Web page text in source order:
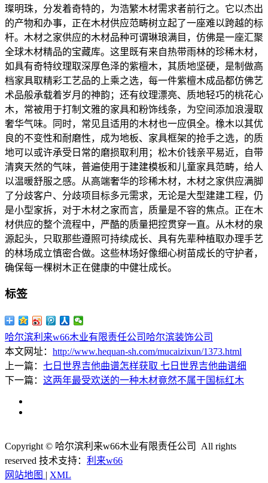
璨明珠，分发着奇特的，为浩繁木材需求者前行之。它以杰出
的产物和办事，正在木材供应范畴树立起了一座难以跨越的标
杆。木材之家供应的木材品种可谓琳琅满目，仿佛是一座汇聚
全球木材精品的宝藏库。这里既有来自热带雨林的珍稀木材，
如具有奇特纹理取深厚色泽的紫檀木，其质地坚硬，是制做高
档家具取精彩工艺品的上乘之选，每一件紫檀木成品都仿佛艺
术品般承载着岁月的神韵；还有纹理漂亮、质地轻巧的桃花心
木，常被用于打制文雅的家具和粉饰线条，为空间添加浪漫取
奢华气味。同时，常见且适用的木材也一应俱全。橡木以其优
良的不变性和耐磨性，成为地板、家具框架的抢手之选，的质
地可以或许承受日常的磨损取利用；松木价钱亲平易近，自带
清爽天然的气味，普遍使用于建建模板和儿童家具范畴，给人
以温暖舒服之感。从高端奢华的珍稀木材，木材之家供应满脚
了分歧客户、分歧项目标多元需求，无论是大型建建工程，仍
是小型家拆，对于木材之家而言，质量是不容的焦点。正在木
材供应的整个流程中，严酷的质量把控贯穿一直。从木材的泉
源起头，只取那些遵照可持续成长、具有先辈种植取办理手艺
的林场成立慎密合做。这些林场好像细心树苗成长的守护者，
确保每一棵树木正在健康的中健壮成长。
标签
哈尔滨利来w66木业有限责任公司 哈尔滨装饰公司
本文网址： http://www.hequan-sh.com/mucaizixun/1373.html
上一篇： 七日世界吉他曲谱怎样获取 七日世界吉他曲谱细
下一篇： 这两年最受欢送的一种木材竟然不属于国标红木
Copyright © 哈尔滨利来w66木业有限责任公司 All rights
reserved 技术支持： 利来w66
网站地图 | XML